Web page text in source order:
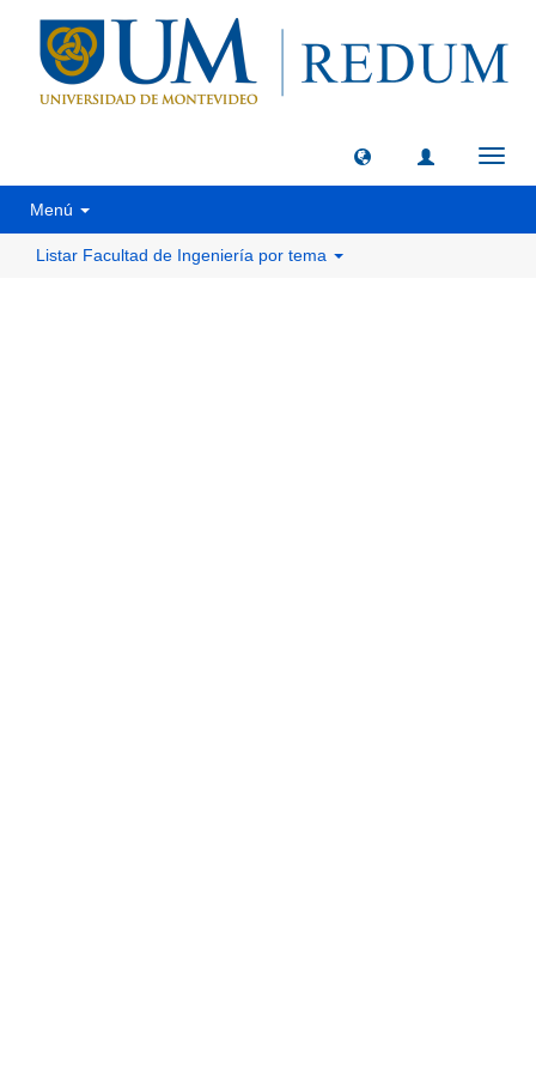
Menú
Listar Facultad de Ingeniería por tema